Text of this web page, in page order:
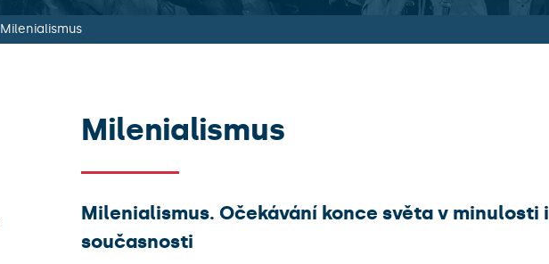
Milenialismus
Milenialismus
Milenialismus. Očekávání konce světa v minulosti i
současnosti